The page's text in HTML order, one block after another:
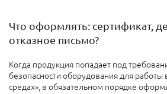
Что оформлять: сертификат,
отказное письмо?
Когда продукция попадает под
безопасности оборудования для
средах», в обязательном порядке